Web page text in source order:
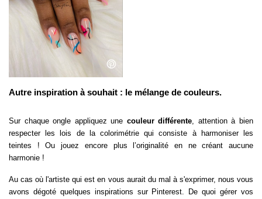
Autre inspiration à souhait : le mélange de couleurs.
Sur chaque ongle appliquez une couleur différente , attention à bien
respecter les lois de la colorimétrie qui consiste à harmoniser les
teintes ! Ou jouez encore plus l’originalité en ne créant aucune
harmonie !
Au cas où l'artiste qui est en vous aurait du mal à s'exprimer, nous vous
avons dégoté quelques inspirations sur Pinterest. De quoi gérer vos